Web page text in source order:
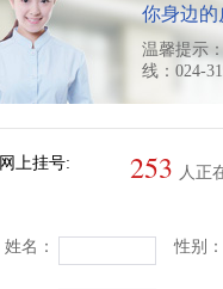
你身边的
温馨提示
线：024-
网上挂号: 253 人正
姓名： 性别：